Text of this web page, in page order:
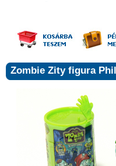
Zombie Zity figura